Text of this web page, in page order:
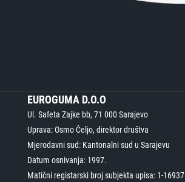
EUROGUMA D.O.O
Ul. Safeta Zajke bb, 71 000 Sarajevo
Uprava: Osmo Čeljo, direktor društva
Mjerodavni sud: Kantonalni sud u Sarajevu
Datum osnivanja: 1997.
Matični registarski broj subjekta upisa: 1-16937